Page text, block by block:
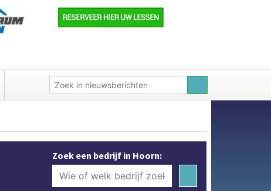
Zoek een bedrijf in Hoorn: